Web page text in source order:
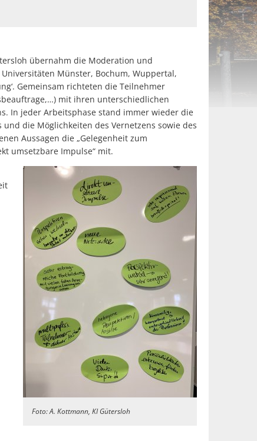
übernahm die Moderation und
Münster, Bochum, Wuppertal,
Gemeinsam richteten die Teilnehmer
mit ihren unterschiedlichen
In jeder Arbeitsphase stand immer wieder die
die Möglichkeiten des Vernetzens sowie des
Aussagen die „Gelegenheit zum
umsetzbare Impulse“ mit.
Foto: A. Kottmann, KI Gütersloh